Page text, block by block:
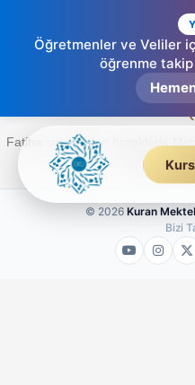
Öğretmenler ve Veliler
öğrenme
Mim’in İzharı
Tecvid
Fatiha suresinden örneklerle
interaktif
© 2026 Kuran
Bizi